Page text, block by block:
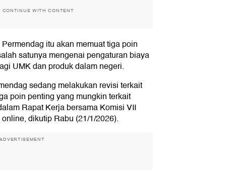
CONTINUE WITH CONTENT
itu akan memuat tiga poin
satunya mengenai pengaturan biaya
UMK dan produk dalam negeri.
sedang melakukan revisi terkait
poin penting yang mungkin terkait
Rapat Kerja bersama Komisi VII
dikutip Rabu (21/1/2026).
ADVERTISEMENT